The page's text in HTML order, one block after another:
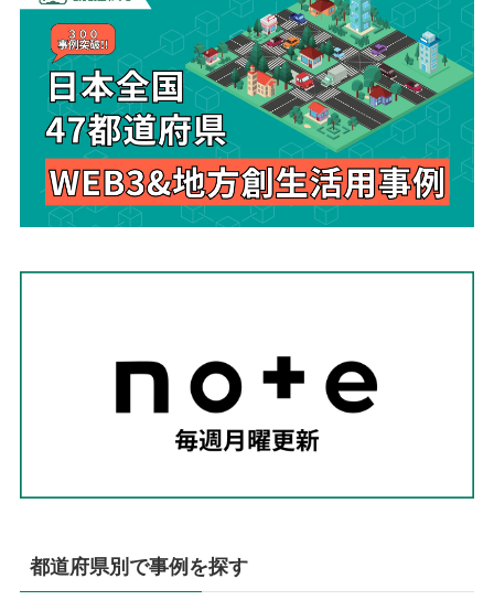
都道府県別で事例を探す